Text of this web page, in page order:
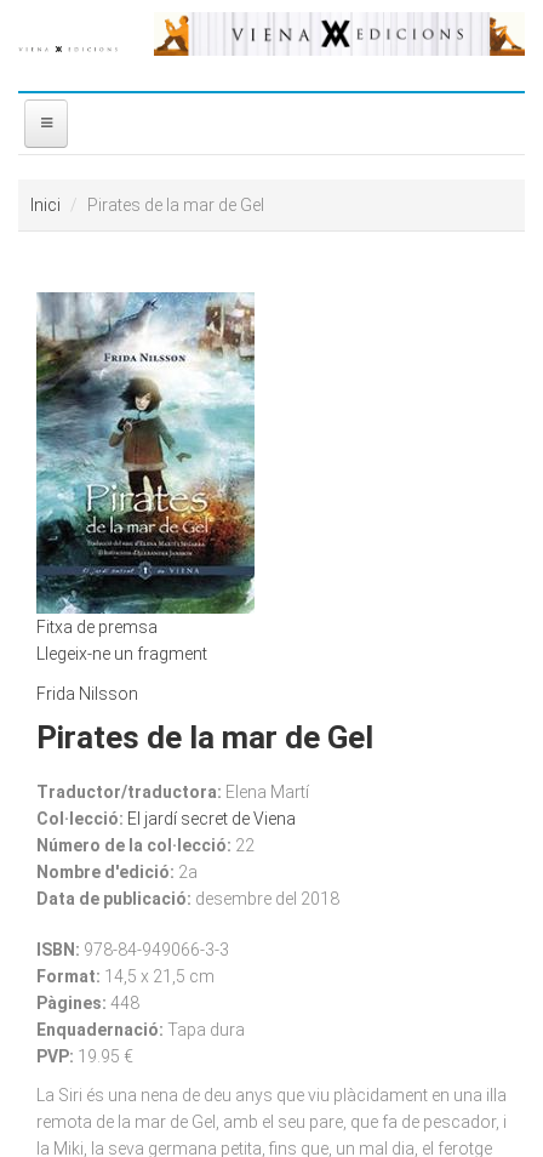
DISTRIBUÏDORA
PREMIS
CONTACTE
Inici Pirates de la mar de Gel
Fitxa de premsa
Llegeix-ne un fragment
Frida Nilsson
Pirates de la mar de Gel
Traductor/traductora: Elena Martí
Col·lecció: El jardí secret de Viena
Número de la col·lecció: 22
Nombre d'edició: 2a
Data de publicació: desembre del 2018
ISBN: 978-84-949066-3-3
Format: 14,5 x 21,5 cm
Pàgines: 448
Enquadernació: Tapa dura
PVP: 19.95 €
La Siri és una nena de deu anys que viu plàcidament en una illa
remota de la mar de Gel, amb el seu pare, que fa de pescador, i
la Miki, la seva germana petita, fins que, un mal dia, el ferotge